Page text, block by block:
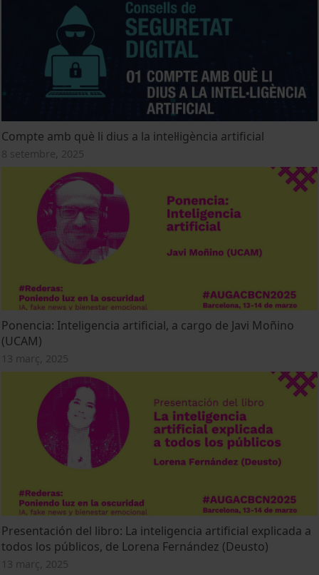
Compte amb què li dius a la intel·ligència artificial
8 setembre, 2025
Ponencia: Inteligencia artificial, a cargo de Javi Moñino
(UCAM)
13 març, 2025
Presentación del libro: La inteligencia artificial explicada a
todos los públicos, de Lorena Fernández (Deusto)
13 març, 2025